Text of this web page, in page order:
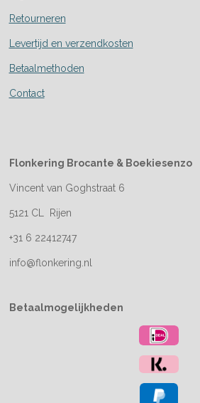
Retourneren
Levertijd en verzendkosten
Betaalmethoden
Contact
Flonkering Brocante & Boekiesenzo
Vincent van Goghstraat 6
5121 CL Rijen
+31 6 22412747
info@flonkering.nl
Betaalmogelijkheden